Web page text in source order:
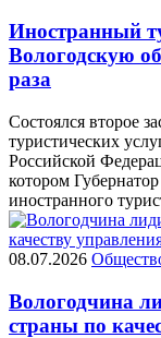
Иностранный
Вологодскую
раза
Состоялся второе
туристических
Российской
котором
иностранного
08.07.2026
Вологодчина
страны по